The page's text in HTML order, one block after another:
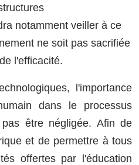
notamment veiller à ce
ne soit pas sacrifiée
l'efficacité.
l'importance
dans le processus
être négligée. Afin de
et de permettre à tous
offertes par l'éducation